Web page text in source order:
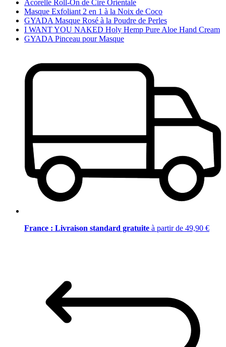
Acorelle Roll-On de Cire Orientale
Masque Exfoliant 2 en 1 à la Noix de Coco
GYADA Masque Rosé à la Poudre de Perles
I WANT YOU NAKED Holy Hemp Pure Aloe Hand Cream
GYADA Pinceau pour Masque
France : Livraison standard gratuite à partir de 49,90 €